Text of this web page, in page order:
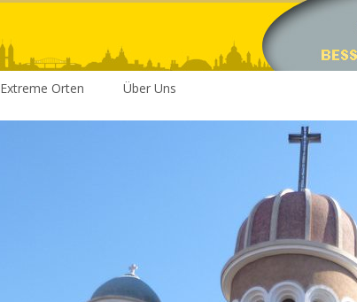
Extreme Orten Über Uns